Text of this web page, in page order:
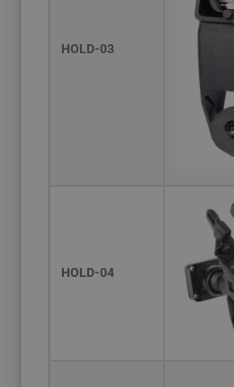
HOLD-03
HOLD-04